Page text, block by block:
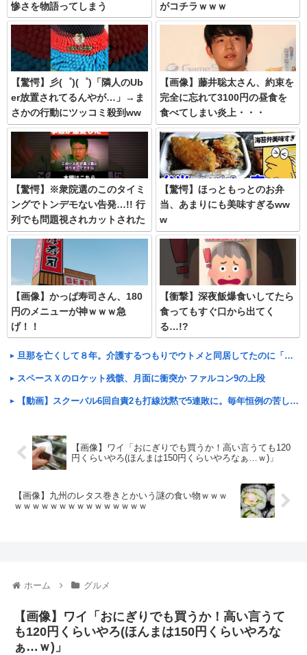
惨さを物語ってしまう
がコチラｗｗｗ
【驚愕】彡(゜)(゜)「隣人のUb
er放置されてるんやが…」→ま
さかの行動にツッコミ殺到ww
w
【画像】藤井聡太さん、約束を
完全に忘れて3100円の昼食を
食べてしまい炎上・・・
【驚愕】※衆院選のこのタイミ
ングでトンデモない告発…!! 行
列でも問題視されカットされた
橋下徹氏の発言とは。リアルを
お話しします。
【驚愕】ほっともっとのお弁
当、あまりにも美味すぎるww
w
【画像】かっぱ寿司さん、180
円のメニューが神ｗｗｗ急
げ！！
【衝撃】深夜飯爆食いしてたら
食ってもすぐ口から出てく
る…!?
旦那を亡くして８年。介護するつもりでウトメと同居してたのに「早く出て行け」とコトメがうるさい。私もウトメも納得して同居してるんだから干渉しないでくれる！
スペースＸのロケット残骸、月面に衝突か ファルコン9の上段
【動画】スクーバル6回自責2も打線沈黙で5連敗に。毎年恒例の苦しい時期に入るドジャースファン
【画像】ワイ「おにぎりでも買うか！高い言うても120
円くらいやろ(ほんまは150円くらいやろなぁ…ｗ)」
【画像】九州のレタス巻きとかいう謎の食い物ｗｗｗ
ｗｗｗｗｗｗｗｗｗｗｗｗｗｗｗ
ホーム グルメ
【画像】ワイ「おにぎりでも買うか！高い言うて
も120円くらいやろ(ほんまは150円くらいやろな
ぁ…ｗ)」